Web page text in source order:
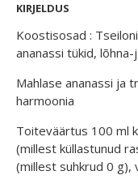
KIRJELDUS
Koostisosad :
ananassi tükid,
Mahlase ananassi ja
harmoonia
Toiteväärtus 100 ml
(millest küllastunud
(millest suhkrud 0 g),